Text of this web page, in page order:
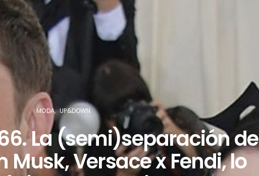
MODA UP&DOWN
La (semi)separación de
Musk, Versace x Fendi, lo